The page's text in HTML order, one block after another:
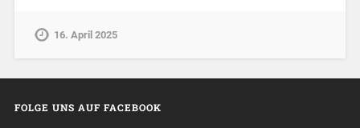
16. April 2025
FOLGE UNS AUF FACEBOOK